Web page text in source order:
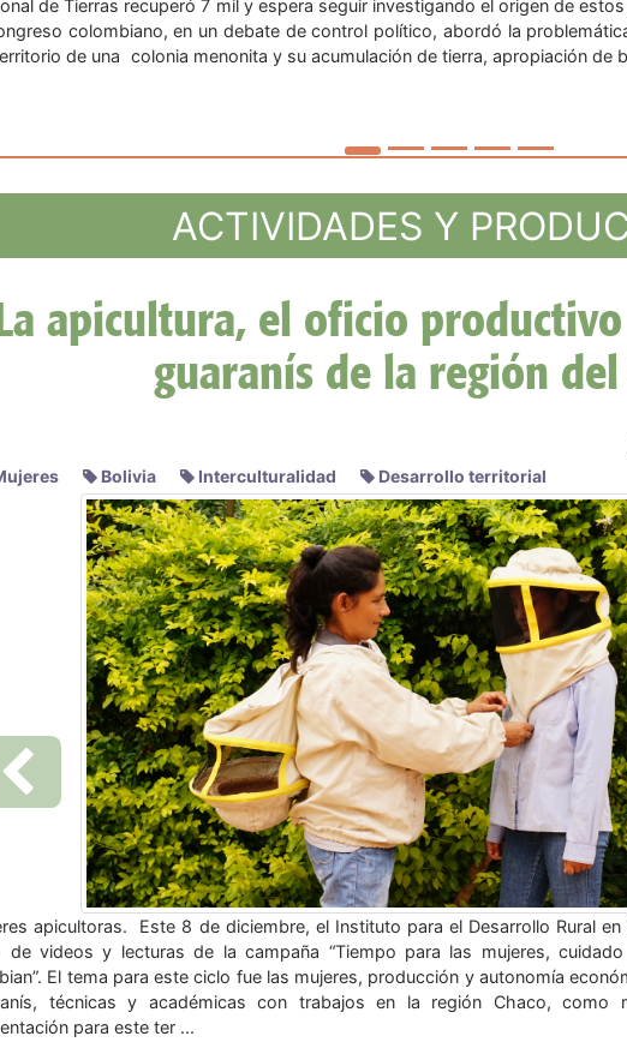
ACTIVIDADES Y
Informe Mujeres: Más de 30
mujeres desde y por las luchas
territorio en
un proceso de relevamiento de información y articulación con una
presentamos un nuevo Informe Anual sobre Acceso a la
con un enfoque basado en las mujeres. Este material, como
para organizaciones, instituciones de desarrollo, académicos
al ámbito agrario y territorial. Encontra ...
Previous